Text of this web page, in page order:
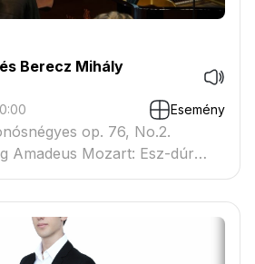
Berecz Mihály
Esemény
op. 76, No.2.
Amadeus Mozart: Esz-dúr
493. Antonín Dvořák: F-dúr
No.12., op. 96